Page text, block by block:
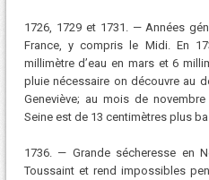
1726, 1729 et 1731. — Années
France, y compris le Midi. En
millimètre d’eau en mars et 6
pluie nécessaire on découvre au
Geneviève; au mois de
Seine est de 13 centimètres plus
1736. — Grande sécheresse en
Toussaint et rend impossibles